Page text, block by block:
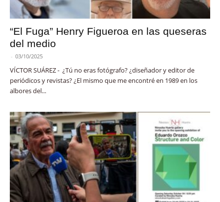
“El Fuga” Henry Figueroa en las queseras
del medio
- 03/10/2025
VÍCTOR SUÁREZ - ¿Tú no eras fotógrafo? ¿diseñador y editor de
periódicos y revistas? ¿El mismo que me encontré en 1989 en los
albores del...